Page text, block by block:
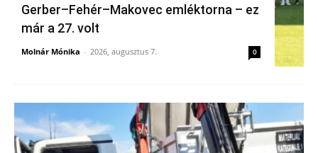
Gerber–Fehér–Makovec emléktorna – ez
már a 27. volt
Molnár Mónika - 2026, augusztus 7. 0